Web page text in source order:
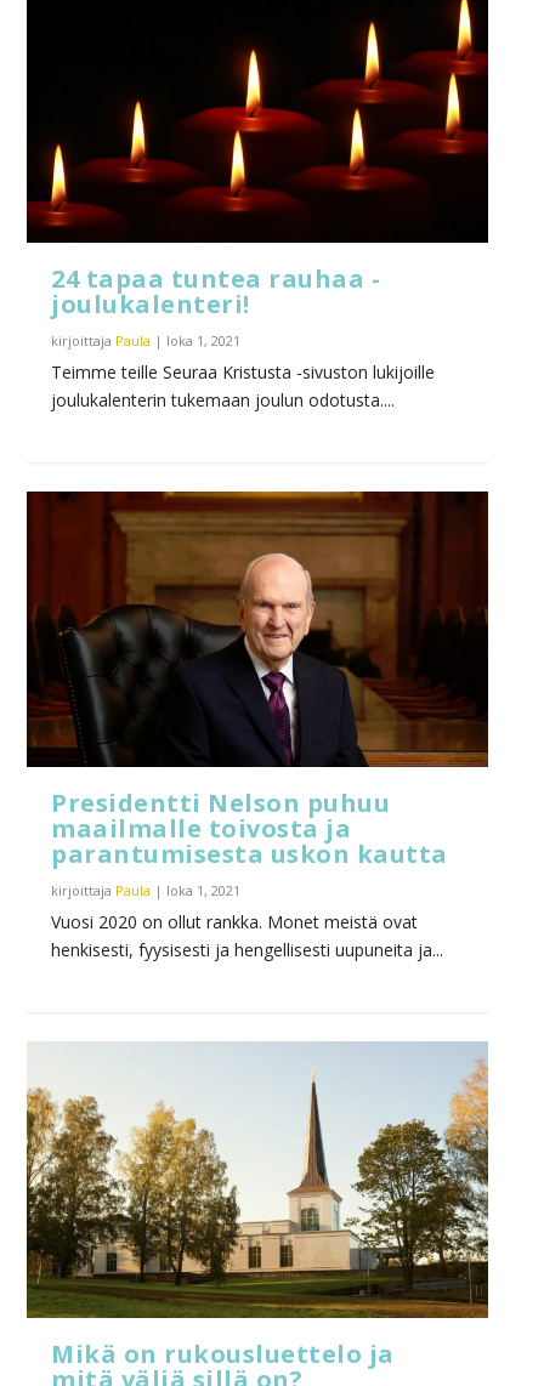
24 tapaa tuntea rauhaa -
joulukalenteri!
kirjoittaja Paula | loka 1, 2021
Teimme teille Seuraa Kristusta -sivuston lukijoille
joulukalenterin tukemaan joulun odotusta....
Presidentti Nelson puhuu
maailmalle toivosta ja
parantumisesta uskon kautta
kirjoittaja Paula | loka 1, 2021
Vuosi 2020 on ollut rankka. Monet meistä ovat
henkisesti, fyysisesti ja hengellisesti uupuneita ja...
Mikä on rukousluettelo ja
mitä väliä sillä on?